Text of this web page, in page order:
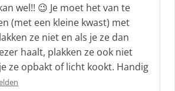
wel!! 😉 Je moet het van te
(met een kleine kwast) met
ze niet en als je ze dan
haalt, plakken ze ook niet
ze opbakt of licht kookt. Handig